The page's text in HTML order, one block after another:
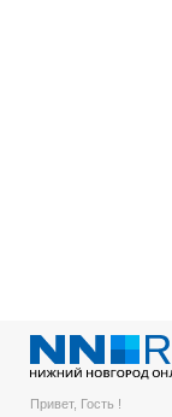
Привет, Гость !